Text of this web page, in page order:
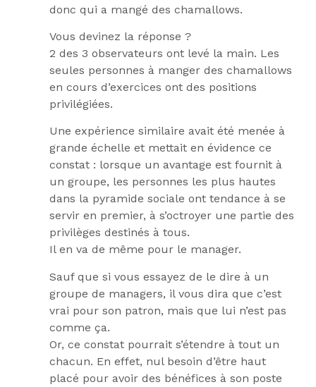
donc qui a mangé des chamallows.
Vous devinez la réponse ?
2 des 3 observateurs ont levé la main. Les
seules personnes à manger des chamallows
en cours d’exercices ont des positions
privilégiées.
Une expérience similaire avait été menée à
grande échelle et mettait en évidence ce
constat : lorsque un avantage est fournit à
un groupe, les personnes les plus hautes
dans la pyramide sociale ont tendance à se
servir en premier, à s’octroyer une partie des
privilèges destinés à tous.
Il en va de même pour le manager.
Sauf que si vous essayez de le dire à un
groupe de managers, il vous dira que c’est
vrai pour son patron, mais que lui n’est pas
comme ça.
Or, ce constat pourrait s’étendre à tout un
chacun. En effet, nul besoin d’être haut
placé pour avoir des bénéfices à son poste